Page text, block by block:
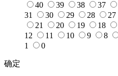
40
39 38 37
31
30 29 28 27
21
20 19 18
12
11 10 9 8
1
0
确定